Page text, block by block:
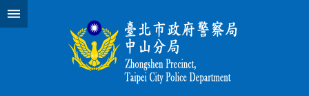
跳到主要內容區塊